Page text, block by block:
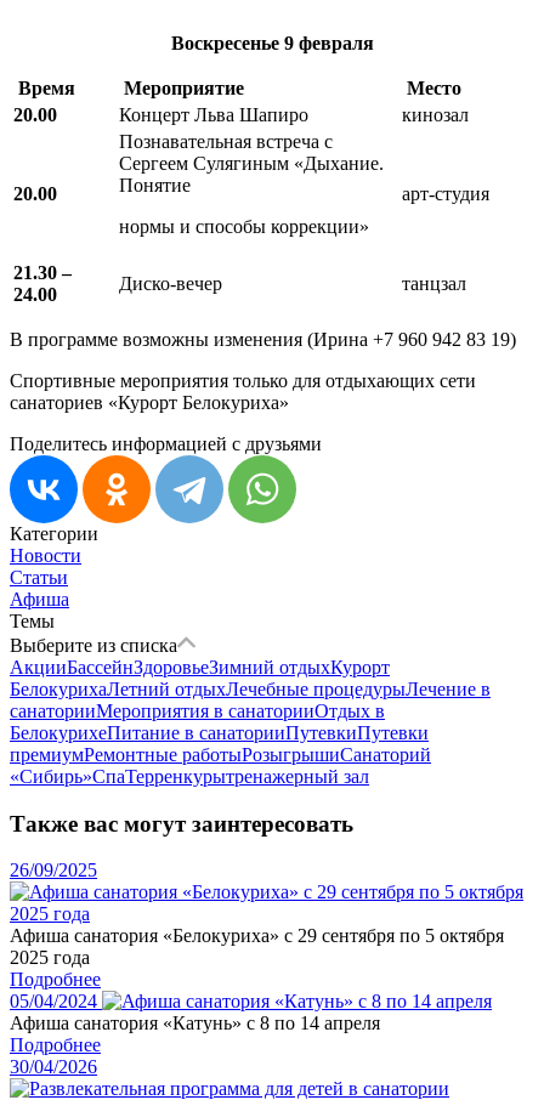
Воскресенье 9 февраля
Время Мероприятие
Место
20.00
Концерт Льва Шапиро кинозал
20.00
Познавательная встреча с
Сергеем Сулягиным «Дыхание.
Понятие
нормы и способы коррекции»
арт-студия
21.30 –
24.00
Диско-вечер танцзал
В программе возможны изменения (Ирина +7 960 942 83 19)
Спортивные мероприятия только для отдыхающих сети
санаториев «Курорт Белокуриха»
Поделитесь информацией с друзьями
Категории
Новости
Статьи
Афиша
Темы
Выберите из списка
АкцииБассейнЗдоровьеЗимний отдыхКурорт
БелокурихаЛетний отдыхЛечебные процедурыЛечение в
санаторииМероприятия в санаторииОтдых в
БелокурихеПитание в санаторииПутевкиПутевки
премиумРемонтные работыРозыгрышиСанаторий
«Сибирь»СпаТерренкурытренажерный зал
Также вас могут заинтересовать
26/09/2025
Афиша санатория «Белокуриха» с 29 сентября по 5 октября
2025 года
Подробнее
05/04/2024
Афиша санатория «Катунь» с 8 по 14 апреля
Подробнее
30/04/2026